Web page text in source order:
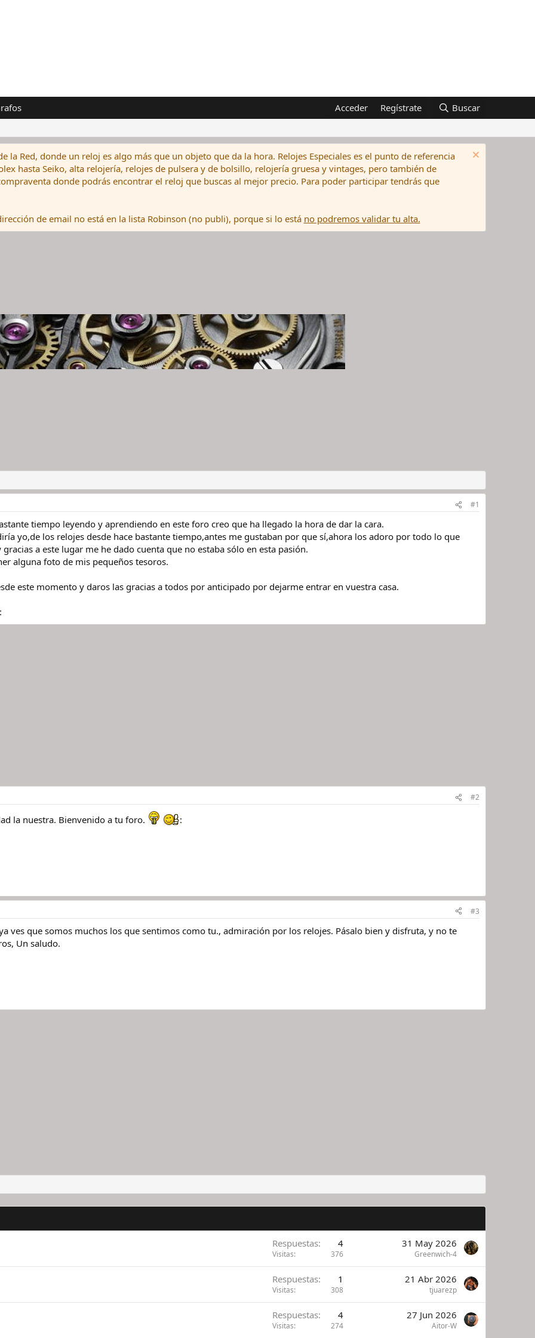
Acceder Regístrate Buscar
la Red, donde un reloj es algo más que un objeto que da la hora. Relojes Especiales es el punto de referencia
hasta Seiko, alta relojería, relojes de pulsera y de bolsillo, relojería gruesa y vintages, pero también de
donde podrás encontrar el reloj que buscas al mejor precio. Para poder participar tendrás que
de email no está en la lista Robinson (no publi), porque si lo está no podremos validar tu alta.
#1
tiempo leyendo y aprendiendo en este foro creo que ha llegado la hora de dar la cara.
yo,de los relojes desde hace bastante tiempo,antes me gustaban por que sí,ahora los adoro por todo lo que
a este lugar me he dado cuenta que no estaba sólo en esta pasión.
alguna foto de mis pequeños tesoros.
este momento y daros las gracias a todos por anticipado por dejarme entrar en vuestra casa.
:
#2
la nuestra. Bienvenido a tu foro. :
#3
ves que somos muchos los que sentimos como tu., admiración por los relojes. Pásalo bien y disfruta, y no te
Un saludo.
Respuestas 4
Visitas 376
31 May 2026
Greenwich-4
Respuestas 1
Visitas 308
21 Abr 2026
tjuarezp
Respuestas 4
Visitas 274
27 Jun 2026
Aitor-W